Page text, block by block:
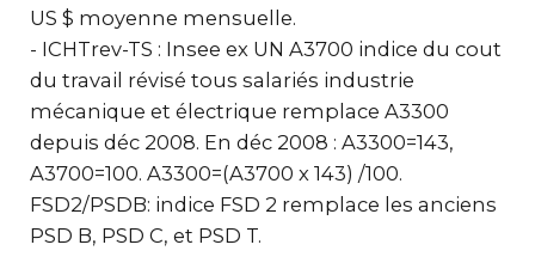
US $ moyenne mensuelle.
- ICHTrev-TS : Insee ex UN A3700 indice du cout
du travail révisé tous salariés industrie
mécanique et électrique remplace A3300
depuis déc 2008. En déc 2008 : A3300=143,
A3700=100. A3300=(A3700 x 143) /100.
FSD2/PSDB: indice FSD 2 remplace les anciens
PSD B, PSD C, et PSD T.